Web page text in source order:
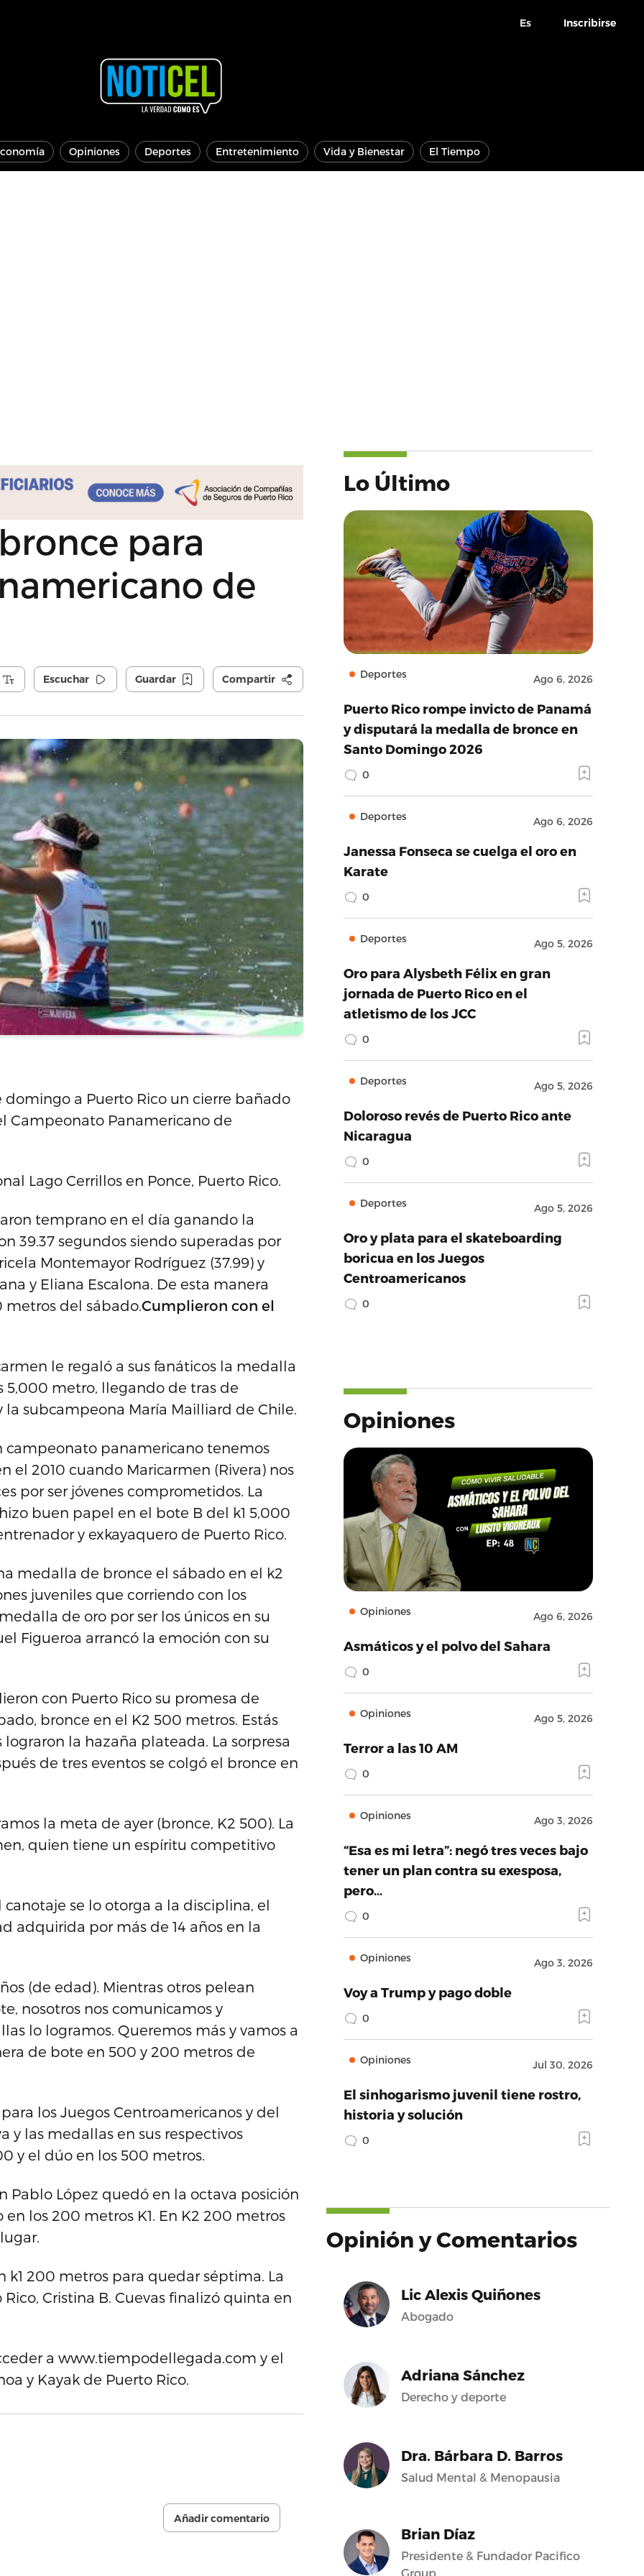
Es Inscribirse
Opiniones Deportes Entretenimiento Vida y Bienestar El Tiempo
para
de
Escuchar Guardar Compartir
a Puerto Rico un cierre bañado
Campeonato Panamericano de
Lago Cerrillos en Ponce, Puerto Rico.
temprano en el día ganando la
39.37 segundos siendo superadas por
Montemayor Rodríguez (37.99) y
y Eliana Escalona. De esta manera
del sábado.Cumplieron con el
le regaló a sus fanáticos la medalla
5,000 metro, llegando de tras de
subcampeona María Mailliard de Chile.
campeonato panamericano tenemos
el 2010 cuando Maricarmen (Rivera) nos
por ser jóvenes comprometidos. La
buen papel en el bote B del k1 5,000
y exkayaquero de Puerto Rico.
medalla de bronce el sábado en el k2
juveniles que corriendo con los
de oro por ser los únicos en su
Figueroa arrancó la emoción con su
con Puerto Rico su promesa de
bronce en el K2 500 metros. Estás
la hazaña plateada. La sorpresa
de tres eventos se colgó el bronce en
la meta de ayer (bronce, K2 500). La
quien tiene un espíritu competitivo
se lo otorga a la disciplina, el
por más de 14 años en la
(de edad). Mientras otros pelean
nosotros nos comunicamos y
lo logramos. Queremos más y vamos a
de bote en 500 y 200 metros de
los Juegos Centroamericanos y del
y las medallas en sus respectivos
y el dúo en los 500 metros.
Pablo López quedó en la octava posición
los 200 metros K1. En K2 200 metros
200 metros para quedar séptima. La
Cristina B. Cuevas finalizó quinta en
a www.tiempodellegada.com y el
y Kayak de Puerto Rico.
Añadir comentario
Lo Último
Deportes Ago 6, 2026
Puerto Rico rompe invicto de Panamá
y disputará la medalla de bronce en
Santo Domingo 2026
0
Deportes Ago 6, 2026
Janessa Fonseca se cuelga el oro en
Karate
0
Deportes Ago 5, 2026
Oro para Alysbeth Félix en gran
jornada de Puerto Rico en el
atletismo de los JCC
0
Deportes Ago 5, 2026
Doloroso revés de Puerto Rico ante
Nicaragua
0
Deportes Ago 5, 2026
Oro y plata para el skateboarding
boricua en los Juegos
Centroamericanos
0
Opiniones
Opiniones Ago 6, 2026
Asmáticos y el polvo del Sahara
0
Opiniones Ago 5, 2026
Terror a las 10 AM
0
Opiniones Ago 3, 2026
“Esa es mi letra”: negó tres veces bajo
tener un plan contra su exesposa,
pero…
0
Opiniones Ago 3, 2026
Voy a Trump y pago doble
0
Opiniones Jul 30, 2026
El sinhogarismo juvenil tiene rostro,
historia y solución
0
Opinión y Comentarios
Lic Alexis Quiñones
Abogado
Adriana Sánchez
Derecho y deporte
Dra. Bárbara D. Barros
Salud Mental & Menopausia
Brian Díaz
Presidente & Fundador Pacifico
Group